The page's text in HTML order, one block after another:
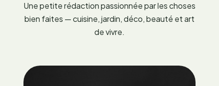
Une petite rédaction passionnée par les choses
bien faites — cuisine, jardin, déco, beauté et art
de vivre.